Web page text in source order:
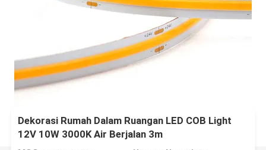
Dekorasi Rumah Dalam Ruangan LED COB Light
12V 10W 3000K Air Berjalan 3m